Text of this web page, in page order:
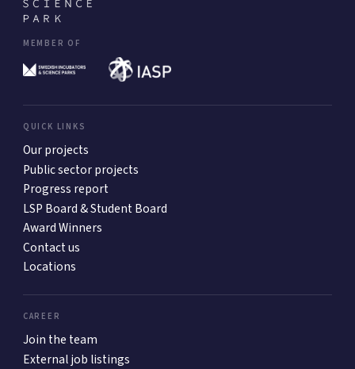
MEMBER OF
QUICK LINKS
Our projects
Public sector projects
Progress report
LSP Board & Student Board
Award Winners
Contact us
Locations
CAREER
Join the team
External job listings